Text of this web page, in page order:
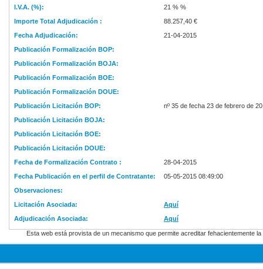
I.V.A. (%):
21 % %
Importe Total Adjudicación :
88.257,40 €
Fecha Adjudicación:
21-04-2015
Publicación Formalización BOP:
Publicación Formalización BOJA:
Publicación Formalización BOE:
Publicación Formalización DOUE:
Publicación Licitación BOP:
nº 35 de fecha 23 de febrero de
Publicación Licitación BOJA:
Publicación Licitación BOE:
Publicación Licitación DOUE:
Fecha de Formalización Contrato :
28-04-2015
Fecha Publicación en el perfil de Contratante:
05-05-2015 08:49:00
Observaciones:
Licitación Asociada:
Aquí
Adjudicación Asociada:
Aquí
Esta web está provista de un mecanismo que permite acreditar fehacientemente